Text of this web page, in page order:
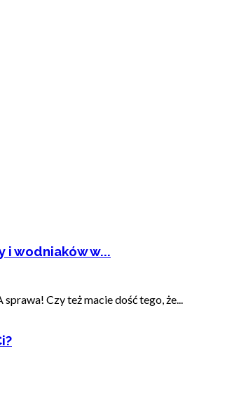
wodniaków w...
Czy też macie dość tego, że...